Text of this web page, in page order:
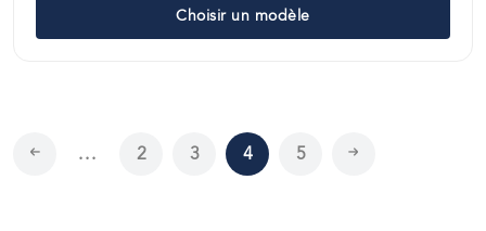
Choisir un modèle
... 2 3 4 5